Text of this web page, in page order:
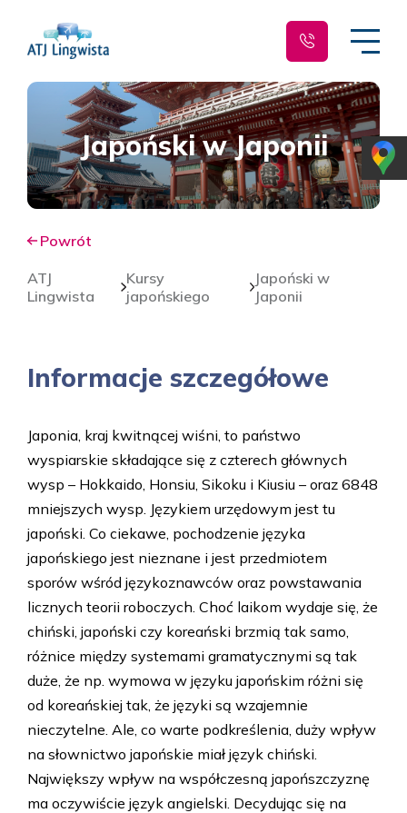
Japoński w Japonii
Powrót
ATJ
Lingwista
Kursy
japońskiego
Japoński w
Japonii
Informacje szczegółowe
Japonia, kraj kwitnącej wiśni, to państwo
wyspiarskie składające się z czterech głównych
wysp – Hokkaido, Honsiu, Sikoku i Kiusiu – oraz 6848
mniejszych wysp. Językiem urzędowym jest tu
japoński. Co ciekawe, pochodzenie języka
japońskiego jest nieznane i jest przedmiotem
sporów wśród językoznawców oraz powstawania
licznych teorii roboczych. Choć laikom wydaje się, że
chiński, japoński czy koreański brzmią tak samo,
różnice między systemami gramatycznymi są tak
duże, że np. wymowa w języku japońskim różni się
od koreańskiej tak, że języki są wzajemnie
nieczytelne. Ale, co warte podkreślenia, duży wpływ
na słownictwo japońskie miał język chiński.
Największy wpływ na współczesną japońszczyznę
ma oczywiście język angielski. Decydując się na